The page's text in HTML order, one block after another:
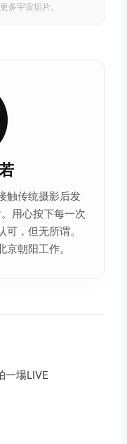
多宇宙切片。
触传统摄影后发
用心按下每一次
，但无所谓。
朝阳工作。
一場LIVE